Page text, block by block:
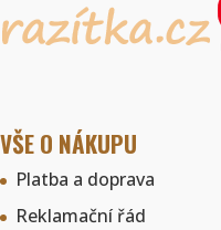
VŠE O NÁKUPU
Platba a doprava
Reklamační řád